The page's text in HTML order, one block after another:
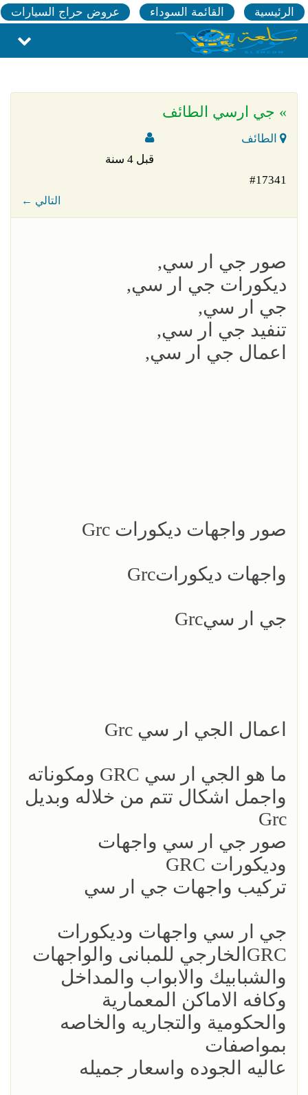
الرئيسية القائمة السوداء عروض حراج السيارات
» جي ارسي الطائف
الطائف
قبل 4 سنة
#17341
← التالي
صور جي ار سي,
ديكورات جي ار سي,
جي ار سي,
تنفيد جي ار سي,
اعمال جي ار سي,
صور واجهات ديكورات Grc
واجهات ديكوراتGrc
جي ار سيGrc
اعمال الجي ار سي Grc
ما هو الجي ار سي GRC ومكوناته
واجمل اشكال تتم من خلاله وبديل
Grc
صور جي ار سي واجهات
وديكورات GRC‎
تركيب واجهات جي ار سي
جي ار سي واجهات وديكورات
GRC‎الخارجي للمبانى والواجهات
والشبابيك والابواب والمداخل
وكافه الاماكن المعمارية
والحكومية والتجاريه والخاصه
بمواصفات
عاليه الجوده واسعار جميله